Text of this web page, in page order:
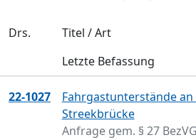
Drs.
Titel / Art
Letzte Befassung
22-1027
Fahrgastunterstände
Streekbrücke
Anfrage gem. § 27 BezVG